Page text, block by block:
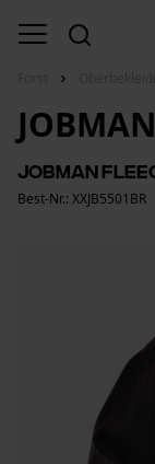
JOBMAN
Jobman
Best-Nr.: XXJB5501BR